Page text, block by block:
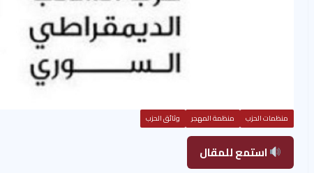
منظمات الحزب منظمة المهجر وثائق الحزب
استمع للمقال